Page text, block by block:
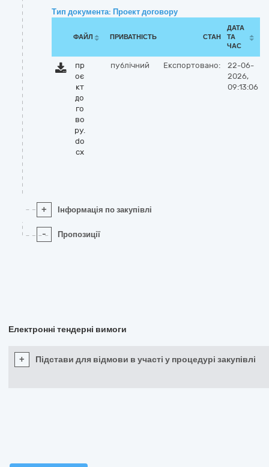
Тип документа: Проект договору
ФАЙЛ ПРИВАТНІСТЬ СТАН
ДАТА
ТА
ЧАС
пр
оє
кт
до
го
во
ру.
do
cx
публічний Експортовано:
22-06-
2026,
09:13:06
+ Інформація по закупівлі
- Пропозиції
Електронні тендерні вимоги
+ Підстави для відмови в участі у процедурі закупівлі